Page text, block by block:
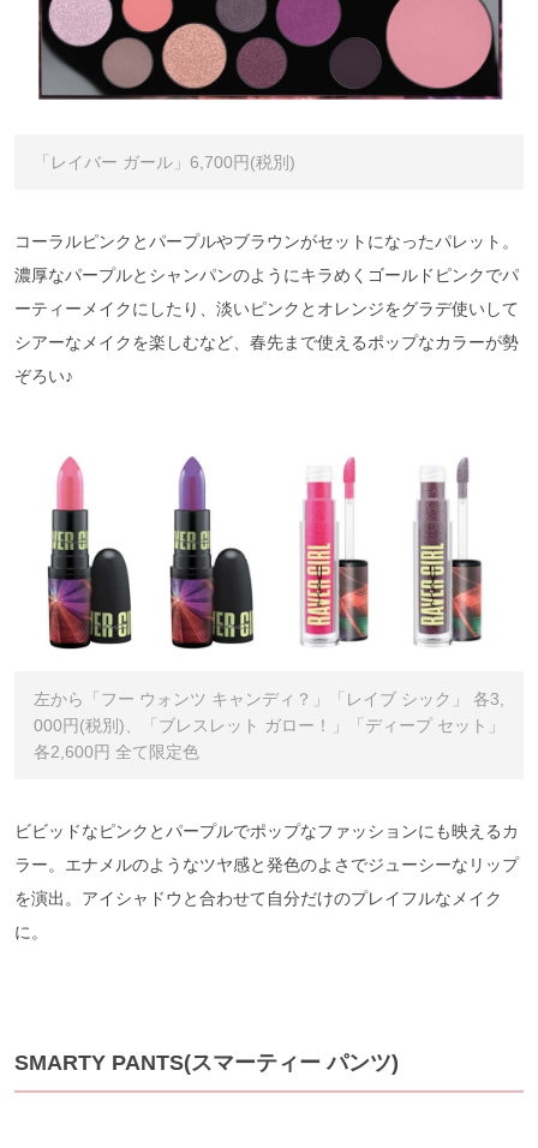
「レイバー ガール」6,700円(税別)
コーラルピンクとパープルやブラウンがセットになったパレット。
濃厚なパープルとシャンパンのようにキラめくゴールドピンクでパ
ーティーメイクにしたり、淡いピンクとオレンジをグラデ使いして
シアーなメイクを楽しむなど、春先まで使えるポップなカラーが勢
ぞろい♪
左から「フー ウォンツ キャンディ？」「レイブ シック」 各3,
000円(税別)、「ブレスレット ガロー！」「ディープ セット」
各2,600円 全て限定色
ビビッドなピンクとパープルでポップなファッションにも映えるカ
ラー。エナメルのようなツヤ感と発色のよさでジューシーなリップ
を演出。アイシャドウと合わせて自分だけのプレイフルなメイク
に。
SMARTY PANTS(スマーティー パンツ)